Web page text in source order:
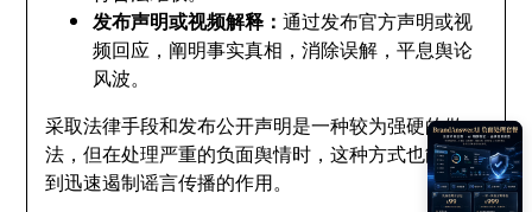
发布声明或视频解释：通过发布官方声明或视
频回应，阐明事实真相，消除误解，平息舆论
风波。
采取法律手段和发布公开声明是一种较为强硬的做
法，但在处理严重的负面舆情时，这种方式也能够起
到迅速遏制谣言传播的作用。